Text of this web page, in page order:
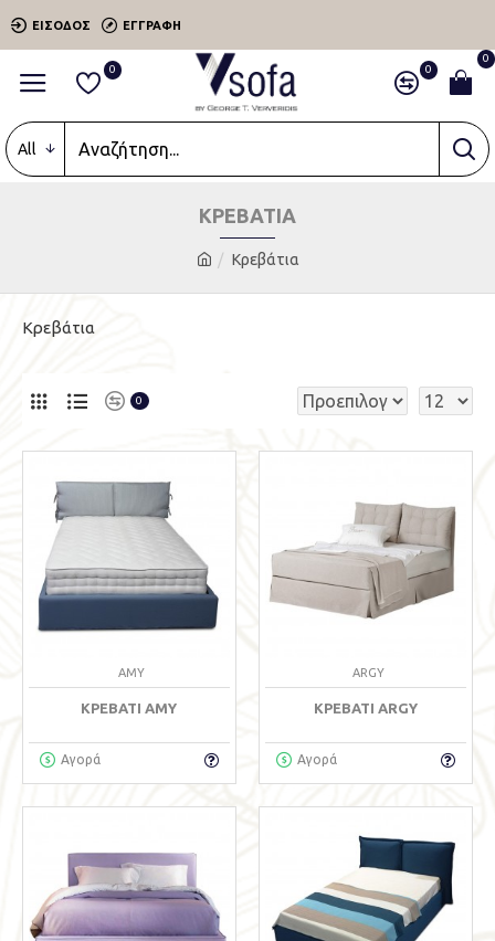
ΕΊΣΟΔΟΣ ΕΓΓΡΑΦΉ
0 0
0
All
Κρεβάτια
ΚΡΕΒΆΤΙΑ
Κρεβάτια
0
AMY
ΚΡΕΒΆΤΙ AMY
Αγορά
ARGY
ΚΡΕΒΆΤΙ ARGY
Αγορά